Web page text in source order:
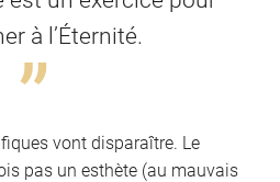
à l’Éternité.
vont disparaître. Le
pas un esthète (au mauvais